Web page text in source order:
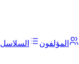
المؤلفون السلاسل